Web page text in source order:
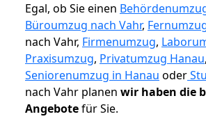
Egal, ob Sie einen
Büroumzug nach Vahr,
nach Vahr, Firmenumzug,
Praxisumzug, Privatumzug Hanau,
Seniorenumzug in Hanau oder
nach Vahr planen wir haben die
Angebotefür Sie.